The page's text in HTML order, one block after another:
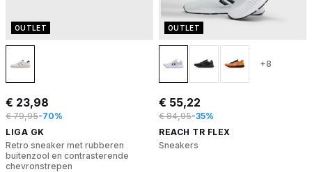
OUTLET
€ 23,98
€ 79,95-70%
LIGA GK
Retro sneaker met rubberen
buitenzool en contrasterende
chevronstrepen
OUTLET
+8
€ 55,22
€ 84,95-35%
REACH TR FLEX
Sneakers